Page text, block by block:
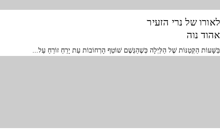
לאורו של נרי הזעיר
אהוד נוה
בַּשָּׁעוֹת הַקְּטַנּוֹת שֶׁל הַלַּיְלָה כְּשֶׁהַגֶּשֶׁם שׁוֹטֵף הָרְחוֹבוֹת עֵת יָרֵחַ זוֹרֵחַ עַל...